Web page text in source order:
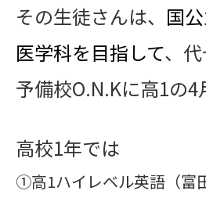
その生徒さんは、 国
医学科を目指して、
予備校O.N.Kに高1の4
高校1年では
①高1ハイレベル英語（富